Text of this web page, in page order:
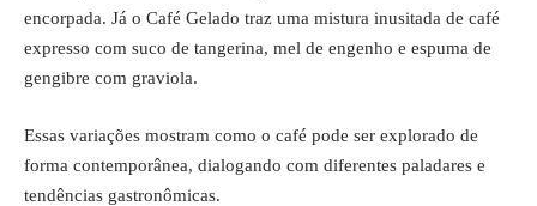
encorpada. Já o Café Gelado traz uma mistura inusitada de café
expresso com suco de tangerina, mel de engenho e espuma de
gengibre com graviola.
Essas variações mostram como o café pode ser explorado de
forma contemporânea, dialogando com diferentes paladares e
tendências gastronômicas.